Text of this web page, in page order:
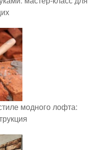
модного лофта: